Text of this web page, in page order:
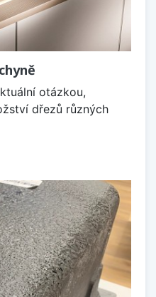
otázkou,
dřezů různých